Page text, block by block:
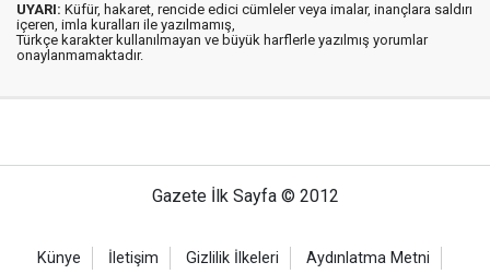
UYARI: Küfür, hakaret, rencide edici cümleler veya imalar, inançlara saldırı
içeren, imla kuralları ile yazılmamış,
Türkçe karakter kullanılmayan ve büyük harflerle yazılmış yorumlar
onaylanmamaktadır.
Gazete İlk Sayfa © 2012
Künye İletişim Gizlilik İlkeleri
Aydınlatma Metni